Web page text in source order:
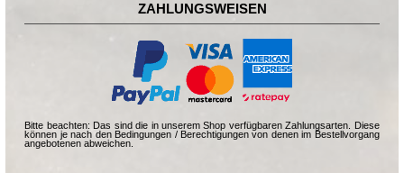
ZAHLUNGSWEISEN
Bitte beachten: Das sind die in unserem Shop verfügbaren Zahlungsarten. Diese
können je nach den Bedingungen / Berechtigungen von denen im Bestellvorgang
angebotenen abweichen.